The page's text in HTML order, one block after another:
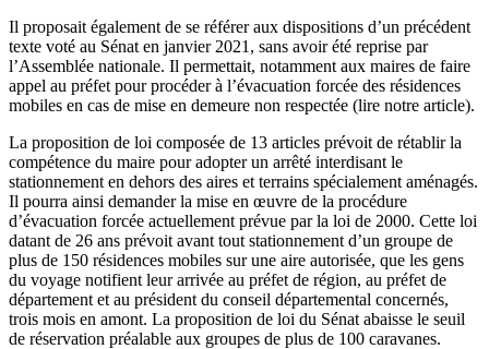
Il proposait également de se référer aux dispositions d’un précédent
texte voté au Sénat en janvier 2021, sans avoir été reprise par
l’Assemblée nationale. Il permettait, notamment aux maires de faire
appel au préfet pour procéder à l’évacuation forcée des résidences
mobiles en cas de mise en demeure non respectée (lire notre article).
La proposition de loi composée de 13 articles prévoit de rétablir la
compétence du maire pour adopter un arrêté interdisant le
stationnement en dehors des aires et terrains spécialement aménagés.
Il pourra ainsi demander la mise en œuvre de la procédure
d’évacuation forcée actuellement prévue par la loi de 2000. Cette loi
datant de 26 ans prévoit avant tout stationnement d’un groupe de
plus de 150 résidences mobiles sur une aire autorisée, que les gens
du voyage notifient leur arrivée au préfet de région, au préfet de
département et au président du conseil départemental concernés,
trois mois en amont. La proposition de loi du Sénat abaisse le seuil
de réservation préalable aux groupes de plus de 100 caravanes.